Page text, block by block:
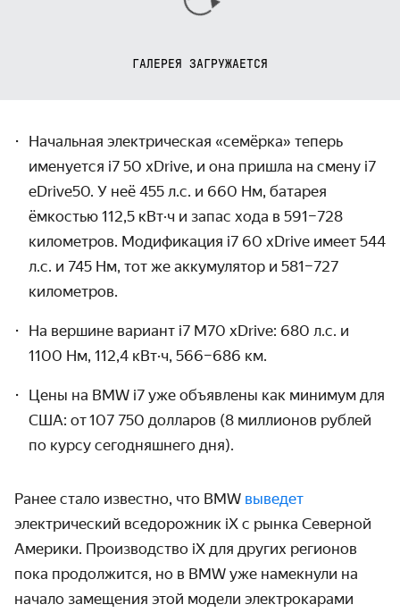
ГАЛЕРЕЯ ЗАГРУЖАЕТСЯ
Начальная электрическая «семёрка» теперь
именуется i7 50 xDrive, и она пришла на смену i7
eDrive50. У неё 455 л.с. и 660 Нм, батарея
ёмкостью 112,5 кВт·ч и запас хода в 591–728
километров. Модификация i7 60 xDrive имеет 544
л.с. и 745 Нм, тот же аккумулятор и 581–727
километров.
На вершине вариант i7 M70 xDrive: 680 л.с. и
1100 Нм, 112,4 кВт·ч, 566–686 км.
Цены на BMW i7 уже объявлены как минимум для
США: от 107 750 долларов (8 миллионов рублей
по курсу сегодняшнего дня).
Ранее стало известно, что BMW выведет
электрический вседорожник iX с рынка Северной
Америки. Производство iX для других регионов
пока продолжится, но в BMW уже намекнули на
начало замещения этой модели электрокарами